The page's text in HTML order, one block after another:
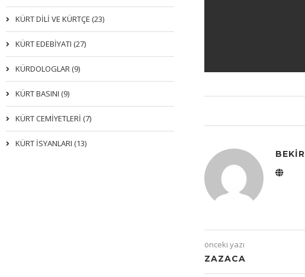
önceki yazı
ZAZACA
KÜRT DİLİ VE KÜRTÇE (23)
KÜRT EDEBİYATI (27)
KÜRDOLOGLAR (9)
KÜRT BASINI (9)
KÜRT CEMİYETLERİ (7)
KÜRT İSYANLARI (13)